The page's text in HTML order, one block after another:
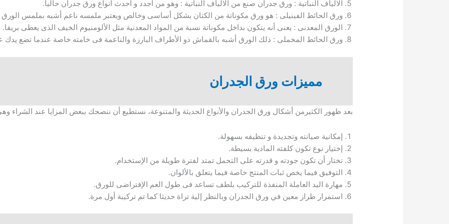
الالياف النباتية : ورق جدران صنع من الالياف النباتية : وهو من أجدد و أحدث انواع ورق جدران حالياً.
ورق الحائط الفينيلى : هو ورق مكوناتة من الكتان بشكل أساسى وخالص ويعتبر ملمسه ناعم أشبه بملمس الورق
الورق المعدنى : يعنى أنه يتكون بداخل مكوناتة نسبة من المواد المعدنية مثل الألومنيوم الخيف الذى يعطى بريقا.
ورق الحائط المخملى : ذلك الورق أشبه بالقماش ذو الأطراف البارزة والناعمة فى خامته خاصة عندما تضع يدك
مميزات ورق الجدران
بعد ظهور الكثيرمن أشكال ورق الجدران والأنواع الحديثة والمتنوعة، نستطيع أن ننصحك ببعض المزايا عند الشراء
إمكانية صيانته وتجديدة و تنظيفه بسهولة.
إختيار نوع تكون كلفته المادية بسيطة.
تختار أن تكون جودته و قدرته على التحمل تمتد لفترة طويلة من الإستخدام.
التوفيق فيما يخص ثبات المنتج خاصة فيما يتعلق بالألوان.
مهارة اليد العاملة المنفذة للتركيب بلطف تساعد فى طول العم الإفتراضى للورق.
استمرار طراز معين في ورق الجدران وبالنظر إلية تراة حديثا كما تم تركيبة أول مرة.